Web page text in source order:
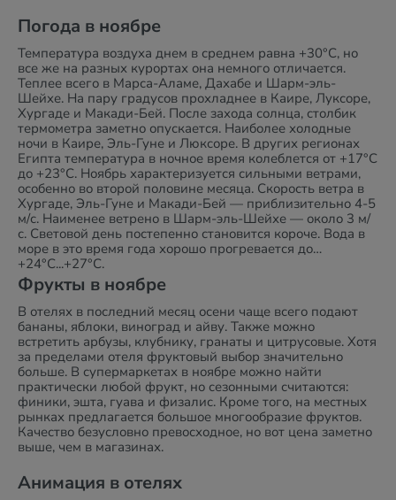
Погода в ноябре
Температура воздуха днем в среднем равна +30°C, но
все же на разных курортах она немного отличается.
Теплее всего в Марса-Аламе, Дахабе и Шарм-эль-
Шейхе. На пару градусов прохладнее в Каире, Луксоре,
Хургаде и Макади-Бей. После захода солнца, столбик
термометра заметно опускается. Наиболее холодные
ночи в Каире, Эль-Гуне и Люксоре. В других регионах
Египта температура в ночное время колеблется от +17°C
до +23°C. Ноябрь характеризуется сильными ветрами,
особенно во второй половине месяца. Скорость ветра в
Хургаде, Эль-Гуне и Макади-Бей — приблизительно 4-5
м/с. Наименее ветрено в Шарм-эль-Шейхе — около 3 м/
с. Световой день постепенно становится короче. Вода в
море в это время года хорошо прогревается до
+24°C...+27°C.
Фрукты в ноябре
В отелях в последний месяц осени чаще всего подают
бананы, яблоки, виноград и айву. Также можно
встретить арбузы, клубнику, гранаты и цитрусовые. Хотя
за пределами отеля фруктовый выбор значительно
больше. В супермаркетах в ноябре можно найти
практически любой фрукт, но сезонными считаются:
финики, эшта, гуава и физалис. Кроме того, на местных
рынках предлагается большое многообразие фруктов.
Качество безусловно превосходное, но вот цена заметно
выше, чем в магазинах.
Анимация в отелях